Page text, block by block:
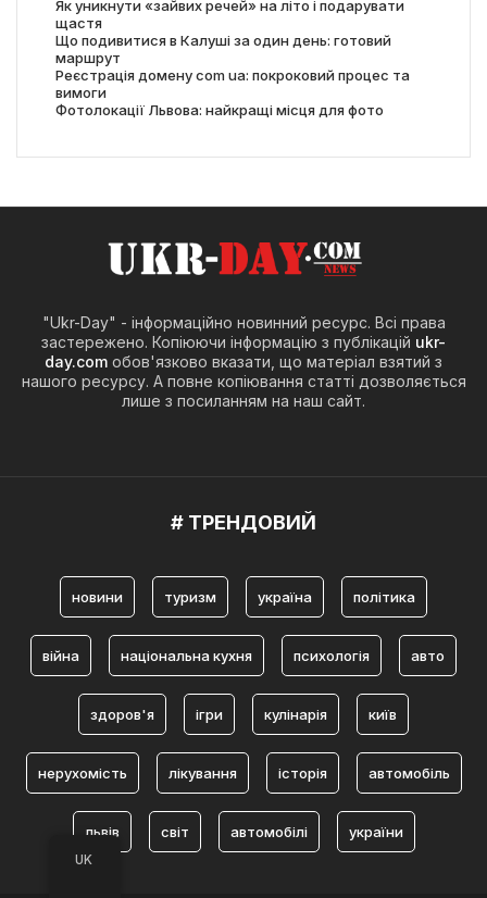
Як уникнути «зайвих речей» на літо і подарувати
щастя
Що подивитися в Калуші за один день: готовий
маршрут
Реєстрація домену com ua: покроковий процес та
вимоги
Фотолокації Львова: найкращі місця для фото
"Ukr-Day" - інформаційно новинний ресурс. Всі права
застережено. Копіюючи інформацію з публікацій ukr-
day.com обов'язково вказати, що матеріал взятий з
нашого ресурсу. А повне копіювання статті дозволяється
лише з посиланням на наш сайт.
# ТРЕНДОВИЙ
новини туризм україна політика
війна національна кухня психологія авто
здоров'я ігри кулінарія київ
нерухомість лікування історія автомобіль
львів світ автомобілі україни
UK